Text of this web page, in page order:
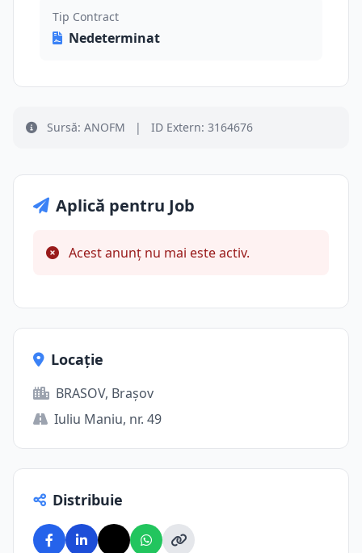
Tip Contract
Nedeterminat
Sursă: ANOFM | ID Extern: 3164676
Aplică pentru Job
Acest anunț nu mai este activ.
Locație
BRASOV, Brașov
Iuliu Maniu, nr. 49
Distribuie